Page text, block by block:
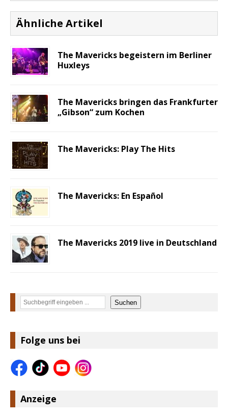
Ähnliche Artikel
The Mavericks begeistern im Berliner
Huxleys
The Mavericks bringen das Frankfurter
„Gibson“ zum Kochen
The Mavericks: Play The Hits
The Mavericks: En Español
The Mavericks 2019 live in Deutschland
Suchen Suchen
Folge uns bei
Anzeige